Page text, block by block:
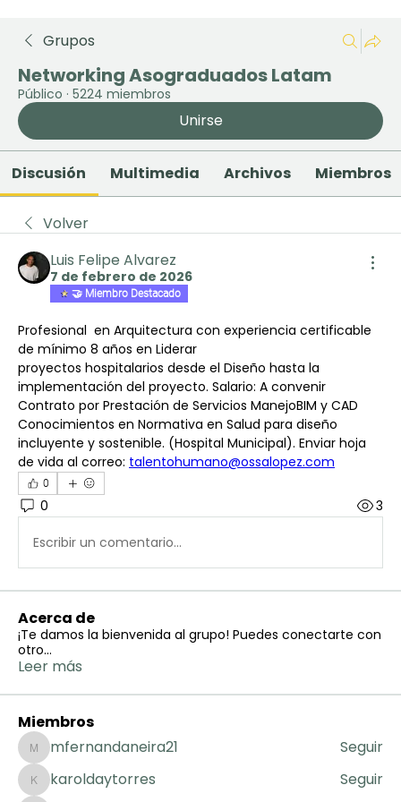
Grupos
Networking Asograduados Latam
Público · 5224 miembros
Unirse
Discusión Multimedia Archivos Miembros
Volver
Luis Felipe Alvarez
7 de febrero de 2026
🤝 Miembro Destacado
Profesional  en Arquitectura con experiencia certificable
de mínimo 8 años en Liderar
proyectos hospitalarios desde el Diseño hasta la
implementación del proyecto. Salario: A convenir
Contrato por Prestación de Servicios ManejoBIM y CAD
Conocimientos en Normativa en Salud para diseño
incluyente y sostenible. (Hospital Municipal). Enviar hoja
de vida al correo: talentohumano@ossalopez.com
0
0 3
Escribir un comentario...
Acerca de
¡Te damos la bienvenida al grupo! Puedes conectarte con
otro...
Leer más
Miembros
mfernandaneira21
mfernandaneira21 Seguir
karoldaytorres
karoldaytorres
Seguir